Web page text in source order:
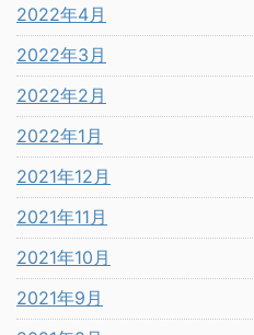
2022年4月
2022年3月
2022年2月
2022年1月
2021年12月
2021年11月
2021年10月
2021年9月